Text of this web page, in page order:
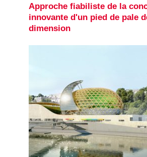
Approche fiabiliste de la
innovante d'un pied de pale
dimension